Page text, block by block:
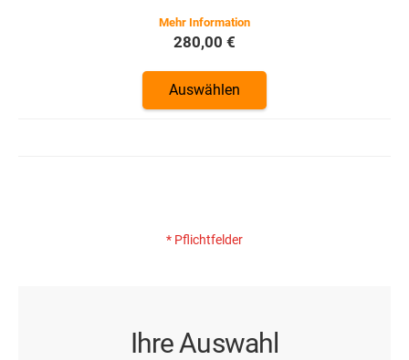
280,00 €
Auswählen
* Pflichtfelder
Ihre Auswahl